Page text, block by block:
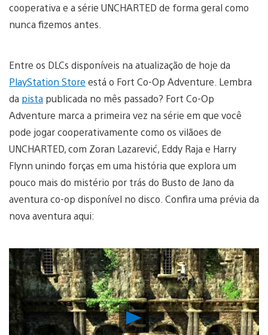
cooperativa e a série UNCHARTED de forma geral como
nunca fizemos antes.
Entre os DLCs disponíveis na atualização de hoje da
PlayStation Store está o Fort Co-Op Adventure. Lembra
da pista publicada no mês passado? Fort Co-Op
Adventure marca a primeira vez na série em que você
pode jogar cooperativamente como os vilãoes de
UNCHARTED, com Zoran Lazarević, Eddy Raja e Harry
Flynn unindo forças em uma história que explora um
pouco mais do mistério por trás do Busto de Jano da
aventura co-op disponível no disco. Confira uma prévia da
nova aventura aqui:
Reproduzir
Vídeo